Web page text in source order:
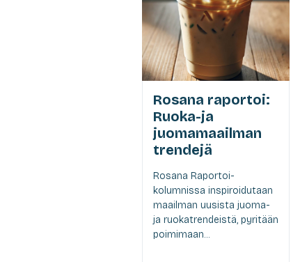
Rosana raportoi:
Ruoka-ja
juomamaailman
trendejä
Rosana Raportoi-
kolumnissa inspiroidutaan
maailman uusista juoma-
ja ruokatrendeistä, pyritään
poimimaan...